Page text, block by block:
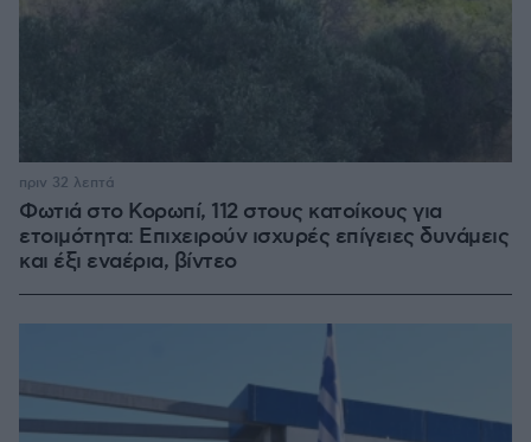
Φωτιά στο Κορωπί, 112 στους κατοίκους για
ετοιμότητα: Επιχειρούν ισχυρές επίγειες δυνάμεις
και έξι εναέρια, βίντεο
πριν 32 λεπτά